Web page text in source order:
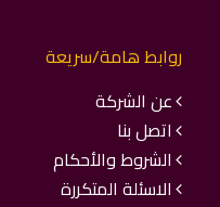
روابط هامة/سريعة
عن الشركة
اتصل بنا
الشروط والأحكام
الاسئلة المتكررة